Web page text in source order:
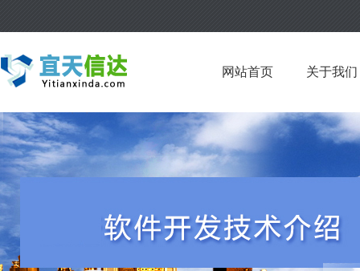
网站首页 关于我们